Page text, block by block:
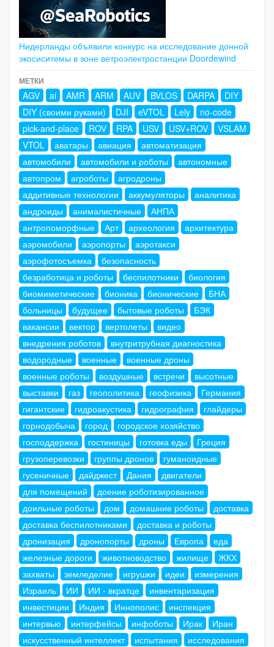
Нидерланды объявили конкурс на исследование донной
экосиситемы в зоне ветроэлектростанции Doordewind
МЕТКИ
AGV ai AMR ARM AUV BVLOS DARPA
DIY
DIY (своими руками)
DJI eVTOL Lely
no-code
pick-and-place
ROV RPA USV USV+ROV
VSLAM
VTOL
аватары авиация
автоматизация
автомобили
автомобили и роботы
автономные
автопром
агроботы
агродроны
аддитивные технологии
аккумуляторы
аналитика
андроиды
анималистичные
АНПА
антропоморфные
Арт археология
архитектура
аэромобили
аэропорты
аэротакси
аэрофотосъемка
безопасность
безработица и роботы
беспилотники
биология
биомиметические
бионика бионические
БНА
больницы
будущее бытовые роботы
БЭК
вакансии
вектор вертолеты
видео
внедрения роботов
внутритрубная диагностика
водородные
военные
военные дроны
военные роботы
воздушные встречи
высотные
выставки
газ геополитика геофизика
Германия
гигантские
гидроакустика гидрография
глайдеры
горнодобыча
город
городское хозяйство
господдержка
гостиницы готовка еды
Греция
грузоперевозки
группы дронов
гуманоидные
гусеничные
дайджест Дания
двигатели
для помещений
доение роботизированное
доильные роботы
дом домашние роботы
доставка
доставка беспилотниками
доставка и роботы
дронизация
дронопорты дроны Европа
еда
железные дороги
животноводство жилище
ЖКХ
захваты
земледелие игрушки идеи
измерения
Израиль
ИИ ИИ - вкратце
инвентаризация
инвестиции
Индия Иннополис
инспекция
интервью
интерфейсы инфоботы Ирак
Иран
искусственный интеллект
испытания
исследования